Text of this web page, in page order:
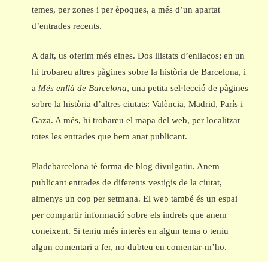
temes, per zones i per èpoques, a més d’un apartat
d’entrades recents.
A dalt, us oferim més eines. Dos llistats d’enllaços; en un
hi trobareu altres pàgines sobre la història de Barcelona, i
a Més enllà de Barcelona, una petita sel·lecció de pàgines
sobre la història d’altres ciutats: València, Madrid, París i
Gaza. A més, hi trobareu el mapa del web, per localitzar
totes les entrades que hem anat publicant.
Pladebarcelona té forma de blog divulgatiu. Anem
publicant entrades de diferents vestigis de la ciutat,
almenys un cop per setmana. El web també és un espai
per compartir informació sobre els indrets que anem
coneixent. Si teniu més interès en algun tema o teniu
algun comentari a fer, no dubteu en comentar-m’ho.